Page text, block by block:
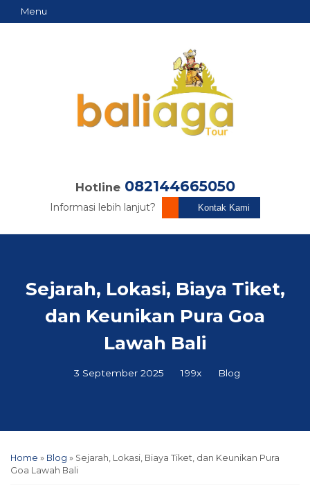
Menu
Hotline 082144665050
Informasi lebih lanjut? Kontak Kami
Sejarah, Lokasi, Biaya Tiket,
dan Keunikan Pura Goa
Lawah Bali
3 September 2025 199x Blog
Home » Blog » Sejarah, Lokasi, Biaya Tiket, dan Keunikan Pura
Goa Lawah Bali